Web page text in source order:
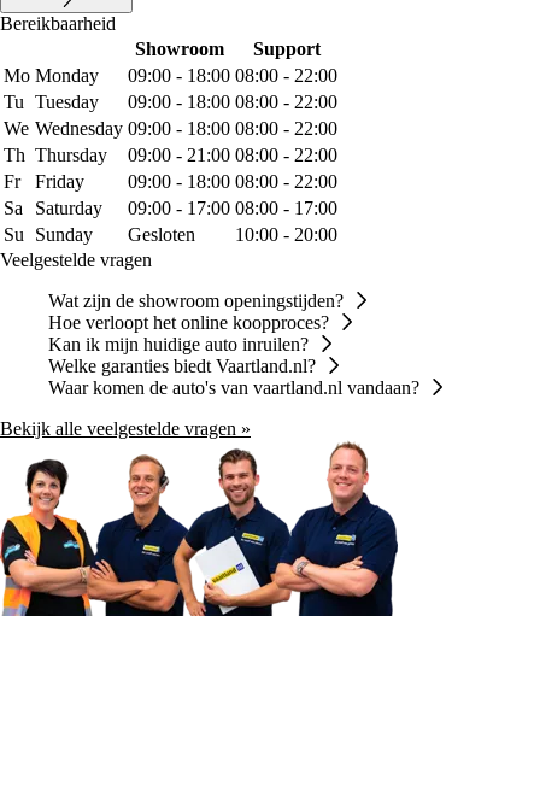
Bereikbaarheid
Showroom
Support
Mo Monday 09:00 - 18:00 08:00 - 22:00
Tu Tuesday 09:00 - 18:00 08:00 - 22:00
We Wednesday 09:00 - 18:00 08:00 - 22:00
Th Thursday 09:00 - 21:00 08:00 - 22:00
Fr
Friday 09:00 - 18:00 08:00 - 22:00
Sa
Saturday 09:00 - 17:00 08:00 - 17:00
Su
Sunday Gesloten
10:00 - 20:00
Veelgestelde vragen
Wat zijn de showroom openingstijden?
Hoe verloopt het online koopproces?
Kan ik mijn huidige auto inruilen?
Welke garanties biedt Vaartland.nl?
Waar komen de auto's van vaartland.nl vandaan?
Bekijk alle veelgestelde vragen »